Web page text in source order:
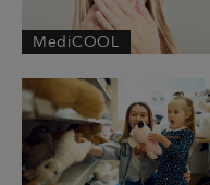
MediCOOL